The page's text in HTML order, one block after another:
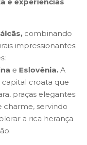
combinando
impressionantes
e Eslovênia.A
capital croata que
praças elegantes
charme, servindo
a rica herança